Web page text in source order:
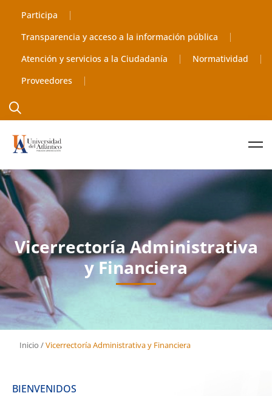
Participa
Transparencia y acceso a la información pública
Atención y servicios a la Ciudadanía
Normatividad
Proveedores
Vicerrectoría Administrativa
y Financiera
Inicio /Vicerrectoría Administrativa y Financiera
BIENVENIDOS